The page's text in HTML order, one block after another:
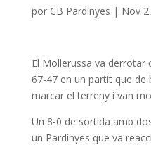
por CB Pardinyes | Nov
El Mollerussa va derrotar
67-47 en un partit que de
marcar el terreny i van
Un 8-0 de sortida amb
un Pardinyes que va